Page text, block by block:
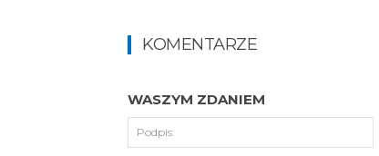
KOMENTARZE
WASZYM ZDANIEM